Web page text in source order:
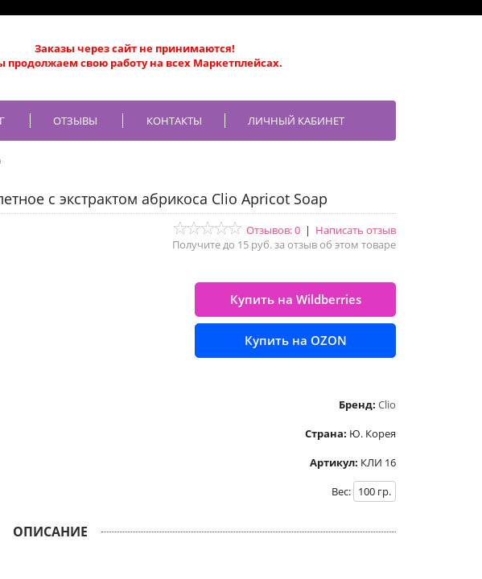
Заказы через сайт не принимаются!
продолжаем свою работу на всех Маркетплейсах.
ОТЗЫВЫ КОНТАКТЫ ЛИЧНЫЙ КАБИНЕТ
с экстрактом абрикоса Clio Apricot Soap
Отзывов: 0 | Написать отзыв
Получите до 15 руб. за отзыв об этом товаре
Купить на Wildberries
Купить на OZON
Бренд: Clio
Страна: Ю. Корея
Артикул: КЛИ 16
Вес: 100 гр.
ОПИСАНИЕ